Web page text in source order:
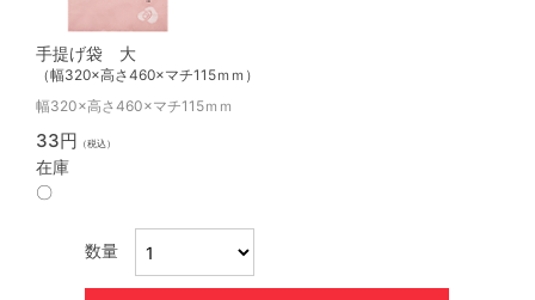
手提げ袋 大
（幅320×高さ460×マチ115ｍｍ）
幅320×高さ460×マチ115ｍｍ
33円 （税込）
在庫
〇
数量